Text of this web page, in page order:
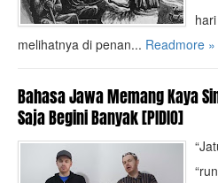
melihatnya di penan... Readmore »
Bahasa Jawa Memang Kaya
Saja Begini Banyak [PIDIO]